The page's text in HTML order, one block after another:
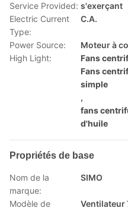
Service Provided: s'exerçant
Electric Current
Type:
C.A.
Power Source:
Moteur à
High Light:
Fans
Fans
simple
,
fans
d'huile
Propriétés de base
Nom de la
marque:
SIMO
Modèle de
Ventilateur